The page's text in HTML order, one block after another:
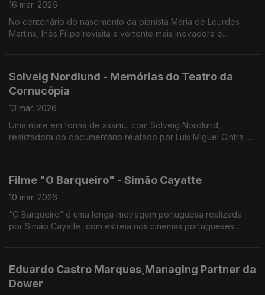
16 mar. 2026
No centenário do nascimento da pianista Maria de Lourdes
Martins, Inês Filipe revisita a vertente mais inovadora e
Solveig Nordlund - Memórias do Teatro da
Cornucópia
13 mar. 2026
Uma noite em forma de assim... com Solveig Nordlund,
realizadora do documentário relatado por Luís Miguel Cintra e
Filme "O Barqueiro" - Simão Cayatte
10 mar. 2026
“O Barqueiro” é uma longa-metragem portuguesa realizada
por Simão Cayatte, com estreia nos cinemas portugueses
Eduardo Castro Marques,Managing Partner da
Dower